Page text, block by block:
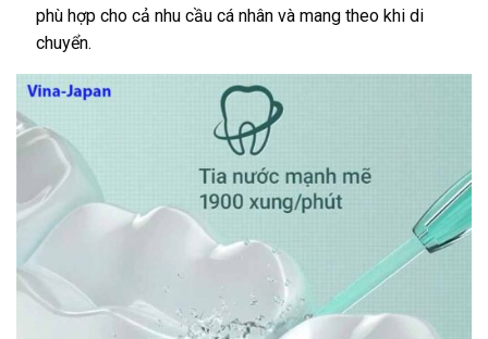
phù hợp cho cả nhu cầu cá nhân và mang theo khi di
chuyển.